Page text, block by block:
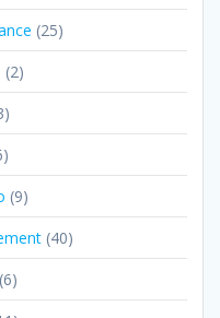
(25)
(2)
(9)
(40)
(6)